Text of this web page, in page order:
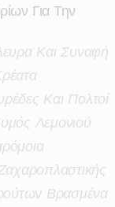
Για Την
Και Συναφή
Και Πολτοί
Λεμονιού
Βρασμένα